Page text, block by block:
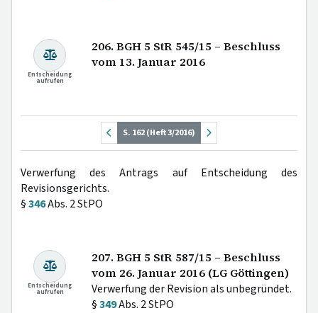
Entscheidung
aufrufen
206. BGH 5 StR 545/15 – Beschluss
vom 13. Januar 2016
S. 162 (Heft 3/2016)
Verwerfung des Antrags auf Entscheidung des
Revisionsgerichts.
§346Abs. 2 StPO
Entscheidung
aufrufen
207. BGH 5 StR 587/15 – Beschluss
vom 26. Januar 2016 (LG Göttingen)
Verwerfung der Revision als unbegründet.
§349Abs. 2 StPO